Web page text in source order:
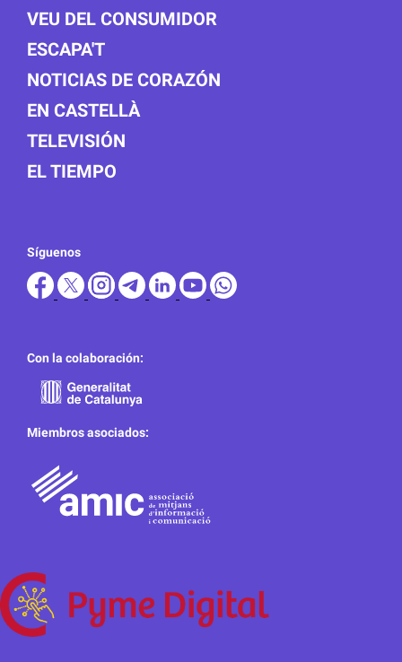
VEU DEL CONSUMIDOR
ESCAPA'T
NOTICIAS DE CORAZÓN
EN CASTELLÀ
TELEVISIÓN
EL TIEMPO
Síguenos
Con la colaboración:
Miembros asociados: